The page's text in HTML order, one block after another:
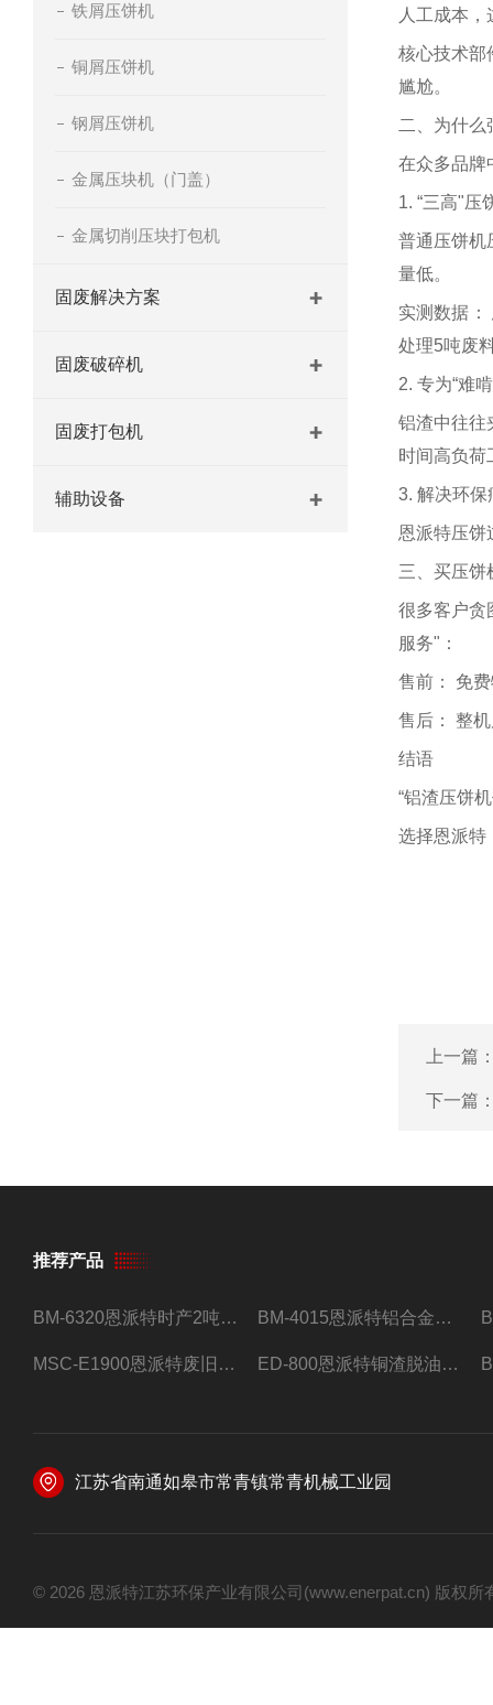
铁屑压饼机
铜屑压饼机
钢屑压饼机
金属压块机（门盖）
金属切削压块打包机
固废解决方案
固废破碎机
固废打包机
辅助设备
人工成本
核心技术部
尴尬。
二、为什么
在众多品牌
1. “三高"压
普通压饼机
量低。
实测数据
处理5吨废
2. 专为“难
铝渣中往往
时间高负荷
3. 解决环保
恩派特压饼
三、买压饼
很多客户贪
服务"：
售前： 免
售后： 整
结语
“铝渣压饼
选择恩派特
上一篇
下一篇
推荐产品
BM-6320恩派特时产2吨合金钢屑压饼机 BM-4015恩派特铝合金屑压饼机 脱油效果好
MSC-E1900恩派特废旧锂电池极片破碎处理设备 ED-800恩派特铜渣脱油机废铜屑铝屑甩油机
江苏省南通如皋市常青镇常青机械工业园
© 2026 恩派特江苏环保产业有限公司(www.enerpat.cn) 版权